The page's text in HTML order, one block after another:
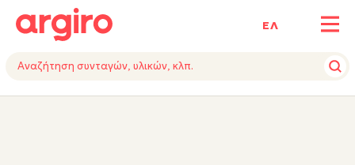
ΕΛ
ΥΛΙΚΑΕΚΤΕΛΕΣΗΕΞΟΠΛΙΣΜΟΣ